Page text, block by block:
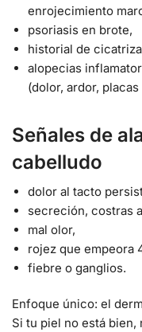
enrojecimiento
psoriasis en brote,
historial de
alopecias
(dolor, ardor,
Señales de
cabelludo
dolor al tacto
secreción, costras
mal olor,
rojez que empeora
fiebre o ganglios.
Enfoque único: el
Si tu piel no está bien,